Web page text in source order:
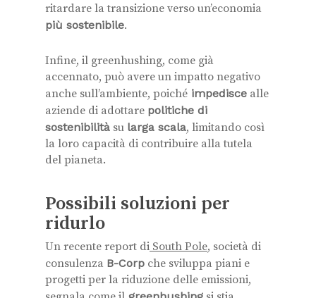
ritardare la transizione verso un’economia
più sostenibile.
Infine, il greenhushing, come già
accennato, può avere un impatto negativo
anche sull’ambiente, poiché impedisce alle
aziende di adottare politiche di
sostenibilità su larga scala, limitando così
la loro capacità di contribuire alla tutela
del pianeta.
Possibili soluzioni per
ridurlo
Un recente report di South Pole, società di
consulenza B-Corp che sviluppa piani e
progetti per la riduzione delle emissioni,